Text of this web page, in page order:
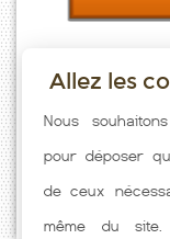
Taux emprunt
Immobilier pratiqués
hors assurance.
caractéristiques de
Allez les
Nous
pour déposer
de ceux
même du